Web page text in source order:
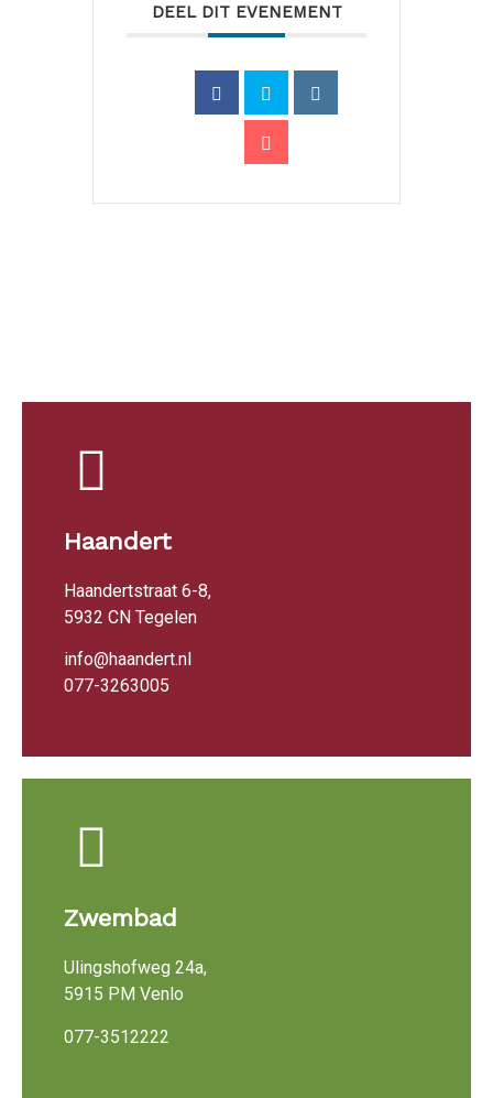
DEEL DIT EVENEMENT
Haandert
Haandertstraat 6-8,
5932 CN Tegelen
info@haandert.nl
077-3263005
Zwembad
Ulingshofweg 24a,
5915 PM Venlo
077-3512222